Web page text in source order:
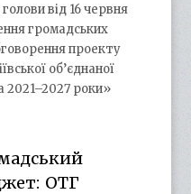
від 16 червня
громадських
проекту
об’єднаної
2021–2027 роки»
ОТГ